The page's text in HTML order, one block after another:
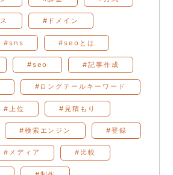
#ドメイン
#sns #seoとは
#seo #記事作成
#ロングテールキーワード
#上位 #見積もり
#検索エンジン #登録
#メディア #比較